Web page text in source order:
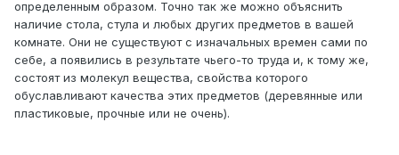
определенным образом. Точно так же можно объяснить
наличие стола, стула и любых других предметов в вашей
комнате. Они не существуют с изначальных времен сами по
себе, а появились в результате чьего-то труда и, к тому же,
состоят из молекул вещества, свойства которого
обуславливают качества этих предметов (деревянные или
пластиковые, прочные или не очень).